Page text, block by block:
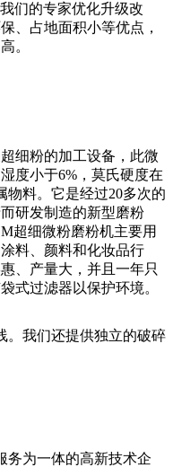
们的专家优化升级改
、占地面积小等优点，
。
细粉的加工设备，此微
度小于6%，莫氏硬度在
物料。它是经过20多次的
研发制造的新型磨粉
超细微粉磨粉机主要用
料、颜料和化妆品行
、产量大，并且一年只
式过滤器以保护环境。
。我们还提供独立的破碎
务为一体的高新技术企